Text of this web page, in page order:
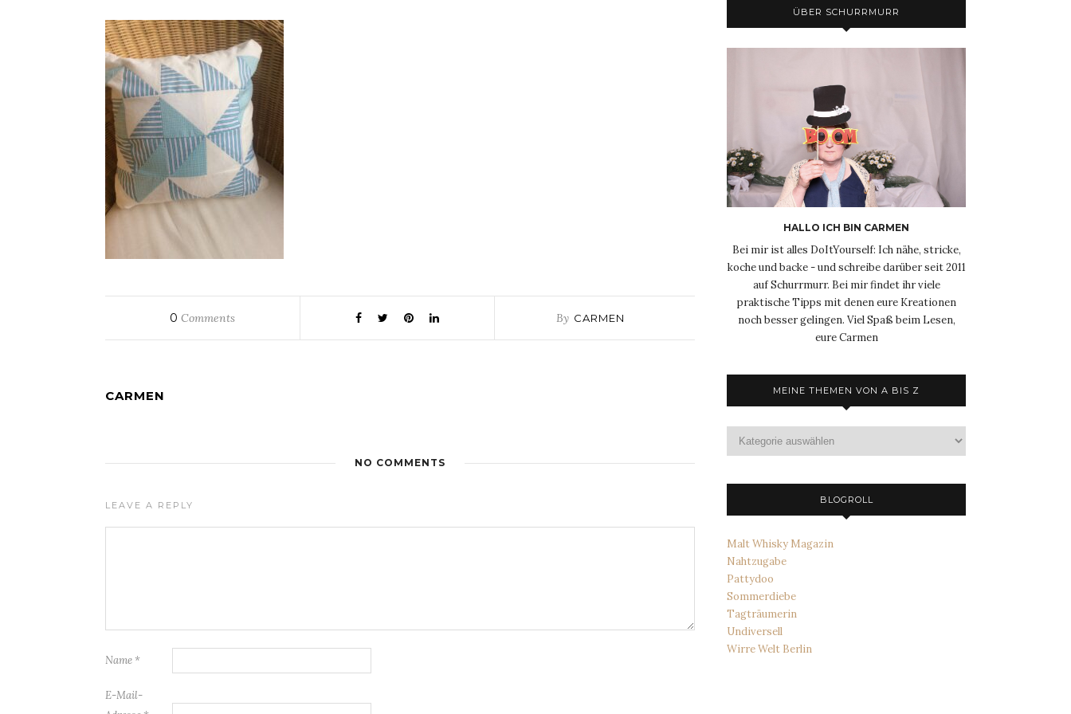
0 Comments By CARMEN
CARMEN
NO COMMENTS
LEAVE A REPLY
Name *
E-Mail-
ÜBER SCHURRMURR
HALLO ICH BIN CARMEN
Bei mir ist alles DoItYourself: Ich nähe, stricke,
koche und backe - und schreibe darüber seit 2011
auf Schurrmurr. Bei mir findet ihr viele
praktische Tipps mit denen eure Kreationen
noch besser gelingen. Viel Spaß beim Lesen,
eure Carmen
MEINE THEMEN VON A BIS Z
Themen
BLOGROLL
Malt Whisky Magazin
Nahtzugabe
Pattydoo
Sommerdiebe
Tagträumerin
Undiversell
Wirre Welt Berlin